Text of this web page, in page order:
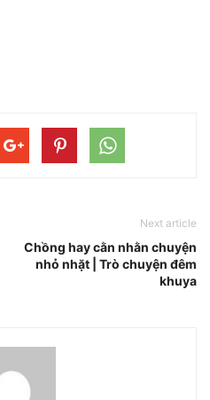
Next article
Chồng hay cằn nhằn chuyện
nhỏ nhặt | Trò chuyện đêm
khuya